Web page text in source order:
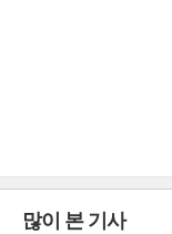
많이 본 기사